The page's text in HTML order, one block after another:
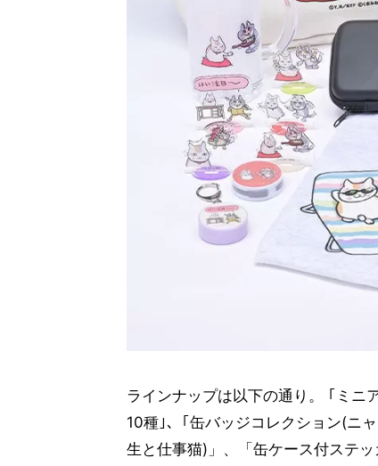
ラインナップは以下の通り。 ｢ミニ
10種｣、｢缶バッジコレクション(ニ
生と仕事猫)」、「缶ケース付ステ